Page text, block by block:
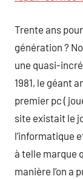
Trente ans
génération ?
une quasi-
1981, le géant
premier pc (
site existait le
l’informatique
à telle marque
manière l’on a